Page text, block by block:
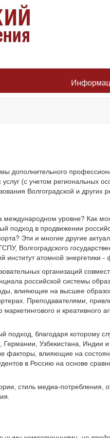
дополнительного
(с учетом региональных
Волгоградской и других
международном уровне? Как
подход в продвижении
Эти и многие другие
Волгоградского
институт атомной энергетики
организаций
российской системы
влияющие на высшее
Преподавателями,
и креативного
благодаря которому
Узбекистана, Индии
влияющие на
в Россию на основе
стиль медиа-потребления,